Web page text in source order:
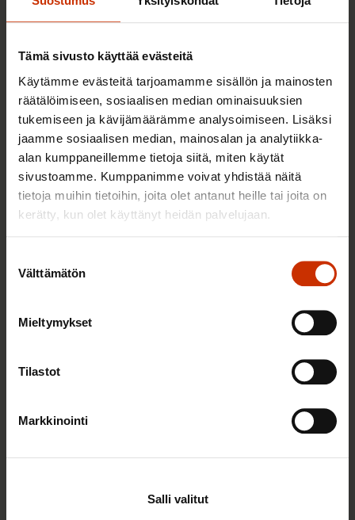
Tämä sivusto käyttää evästeitä
Käytämme evästeitä tarjoamamme sisällön ja mainosten
räätälöimiseen, sosiaalisen median ominaisuuksien
tukemiseen ja kävijämäärämme analysoimiseen. Lisäksi
jaamme sosiaalisen median, mainosalan ja analytiikka-
alan kumppaneillemme tietoja siitä, miten käytät
sivustoamme. Kumppanimme voivat yhdistää näitä
tietoja muihin tietoihin, joita olet antanut heille tai joita on
kerätty, kun olet käyttänyt heidän palvelujaan.
valinta
Välttämätön
Mieltymykset
Tilastot
Markkinointi
Salli valitut
2.6.2026 11:00
TERVE JA HYVÄ TYÖELÄMÄ